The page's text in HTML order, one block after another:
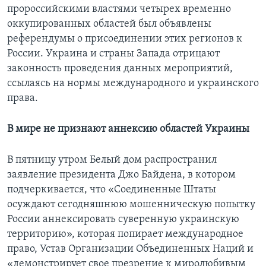
пророссийскими властями четырех временно
оккупированных областей был объявлены
референдумы о присоединении этих регионов к
России. Украина и страны Запада отрицают
законность проведения данных мероприятий,
ссылаясь на нормы международного и украинского
права.
В мире не признают аннексию областей Украины
В пятницу утром Белый дом распространил
заявление президента Джо Байдена, в котором
подчеркивается, что «Соединенные Штаты
осуждают сегодняшнюю мошенническую попытку
России аннексировать суверенную украинскую
территорию», которая попирает международное
право, Устав Организации Объединенных Наций и